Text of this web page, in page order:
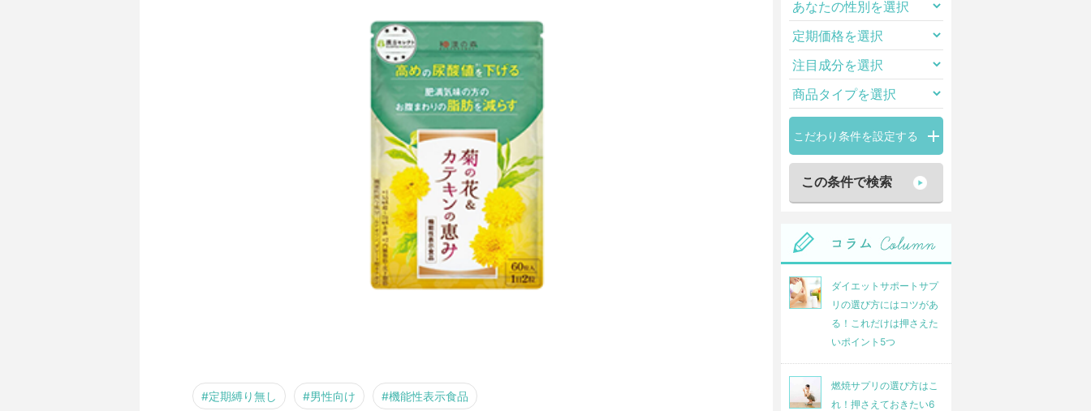
#定期縛り無し #男性向け #機能性表示食品
こだわり条件を設定する
ダイエットサポートサプ
リの選び方にはコツがあ
る！これだけは押さえた
いポイント5つ
燃焼サプリの選び方はこ
れ！押さえておきたい6